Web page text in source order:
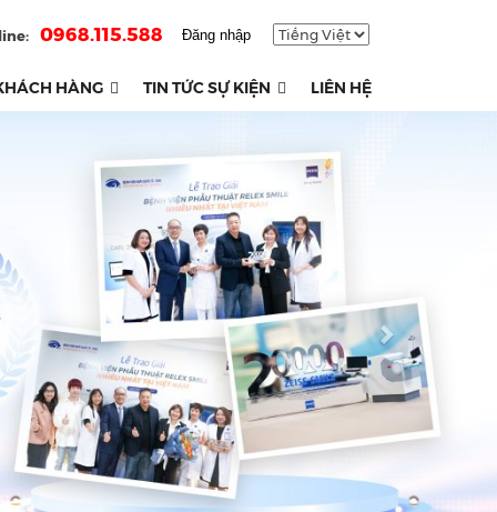
Đăng nhập
0968.115.588
HÀNG TIN TỨC SỰ KIỆN LIÊN HỆ